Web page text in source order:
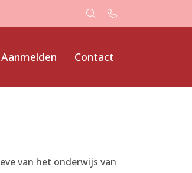
Aanmelden Contact
van het onderwijs van